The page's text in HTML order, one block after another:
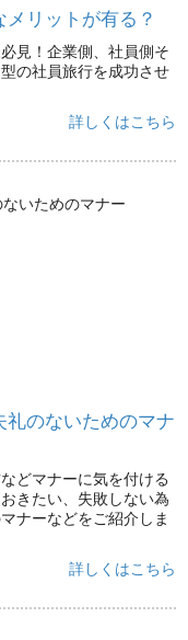
リットが有る？
見！企業側、社員側そ
の社員旅行を成功させ
詳しくはこちら
のないためのマナ
どマナーに気を付ける
きたい、失敗しない為
ナーなどをご紹介しま
詳しくはこちら